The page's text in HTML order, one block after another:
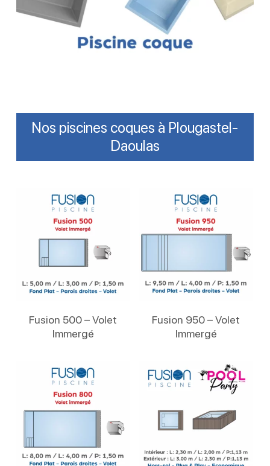
Nos piscines coques à Plougastel-
Daoulas
Fusion 500 – Volet
Immergé
Fusion 950 – Volet
Immergé